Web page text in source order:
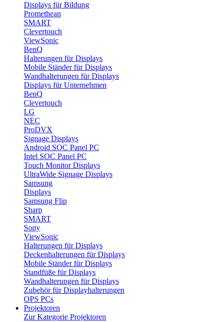
Displays für Bildung
Promethean
SMART
Clevertouch
ViewSonic
BenQ
Halterungen für Displays
Mobile Ständer für Displays
Wandhalterungen für Displays
Displays für Unternehmen
BenQ
Clevertouch
LG
NEC
ProDVX
Signage Displays
Android SOC Panel PC
Intel SOC Panel PC
Touch Monitor Displays
UltraWide Signage Displays
Samsung
Displays
Samsung Flip
Sharp
SMART
Sony
ViewSonic
Halterungen für Displays
Deckenhalterungen für Displays
Mobile Ständer für Displays
Standfüße für Displays
Wandhalterungen für Displays
Zubehör für Displayhalterungen
OPS PCs
Projektoren
Zur Kategorie Projektoren